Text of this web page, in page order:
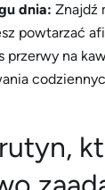
dnia: Znajdź
powtarzać
przerwy na